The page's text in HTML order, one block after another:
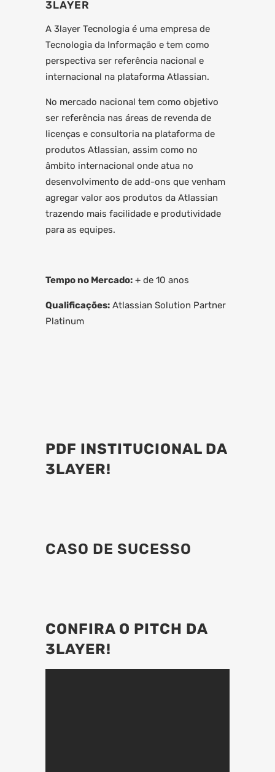
3LAYER
A 3layer Tecnologia é uma empresa de
Tecnologia da Informação e tem como
perspectiva ser referência nacional e
internacional na plataforma Atlassian.
No mercado nacional tem como objetivo
ser referência nas áreas de revenda de
licenças e consultoria na plataforma de
produtos Atlassian, assim como no
âmbito internacional onde atua no
desenvolvimento de add-ons que venham
agregar valor aos produtos da Atlassian
trazendo mais facilidade e produtividade
para as equipes.
Tempo no Mercado: + de 10 anos
Qualificações: Atlassian Solution Partner
Platinum
PDF INSTITUCIONAL DA
3LAYER!
CASO DE SUCESSO
CONFIRA O PITCH DA
3LAYER!